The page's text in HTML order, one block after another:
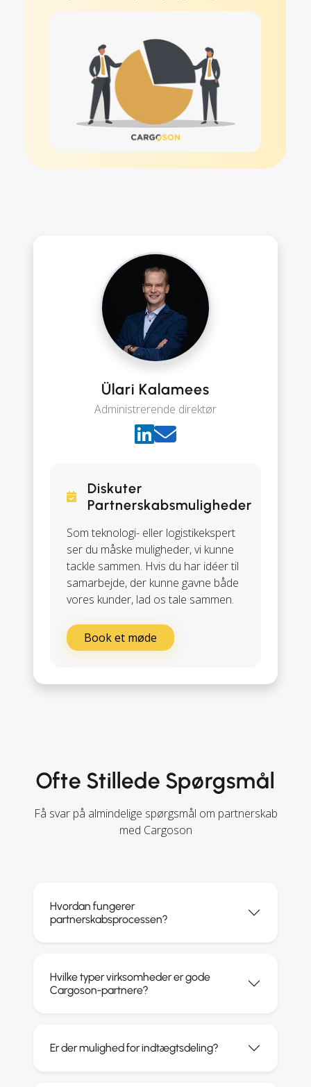
Ülari Kalamees
Administrerende direktør
Diskuter
Partnerskabsmuligheder
Som teknologi- eller logistikekspert
ser du måske muligheder, vi kunne
tackle sammen. Hvis du har idéer til
samarbejde, der kunne gavne både
vores kunder, lad os tale sammen.
Book et møde
Ofte Stillede Spørgsmål
Få svar på almindelige spørgsmål om partnerskab
med Cargoson
Hvordan fungerer
partnerskabsprocessen?
Hvilke typer virksomheder er gode
Cargoson-partnere?
Er der mulighed for indtægtsdeling?